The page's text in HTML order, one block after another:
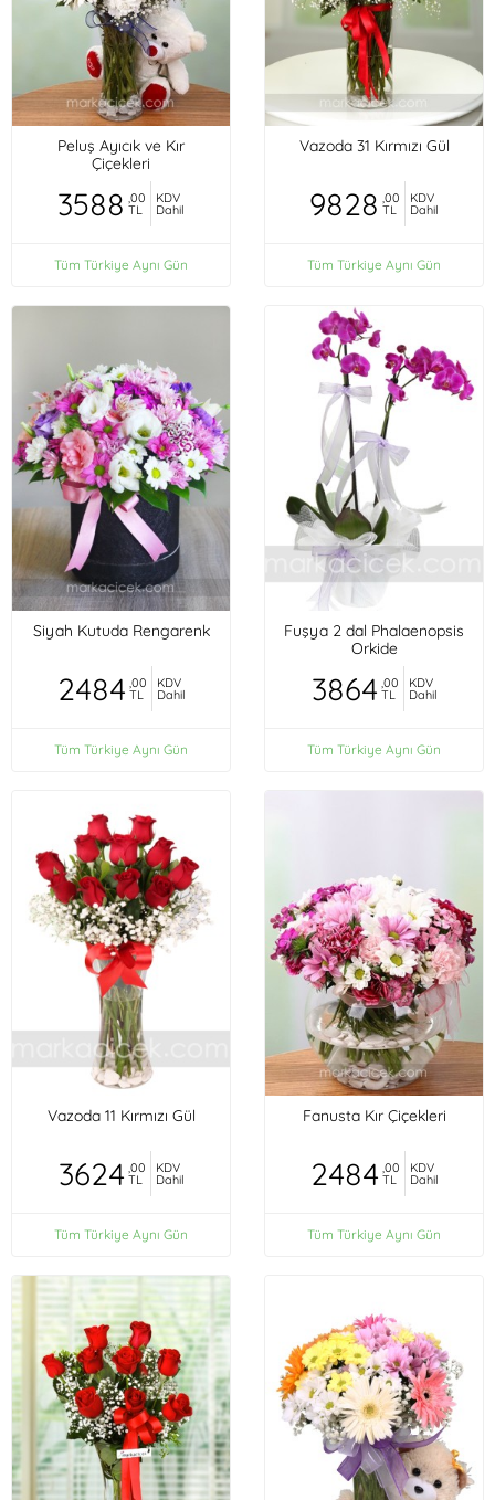
Peluş Ayıcık ve Kır
Çiçekleri
3588 ,00
TL
KDV
Dahil
Tüm Türkiye Aynı Gün
Vazoda 31 Kırmızı Gül
9828 ,00
TL
KDV
Dahil
Tüm Türkiye Aynı Gün
Siyah Kutuda Rengarenk
2484 ,00
TL
KDV
Dahil
Tüm Türkiye Aynı Gün
Fuşya 2 dal Phalaenopsis
Orkide
3864 ,00
TL
KDV
Dahil
Tüm Türkiye Aynı Gün
Vazoda 11 Kırmızı Gül
3624 ,00
TL
KDV
Dahil
Tüm Türkiye Aynı Gün
Fanusta Kır Çiçekleri
2484 ,00
TL
KDV
Dahil
Tüm Türkiye Aynı Gün